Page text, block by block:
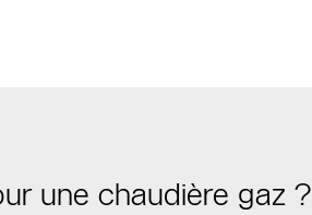
une chaudière gaz ?